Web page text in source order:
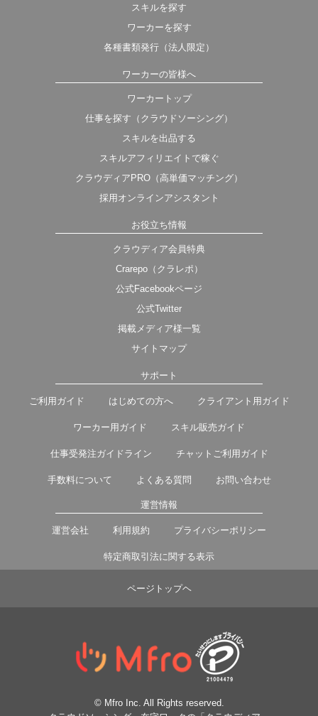
スキルを探す
ワーカーを探す
各種書類発行（法人限定）
ワーカーの皆様へ
ワーカートップ
仕事を探す（クラウドソーシング）
スキルを出品する
スキルアフィリエイトで稼ぐ
クラウディアPRO（高単価マッチング）
採用オンラインアシスタント
お役立ち情報
クラウディア会員特典
Crarepo（クラレポ）
公式Facebookページ
公式Twitter
掲載メディア様一覧
サイトマップ
サポート
ご利用ガイド はじめての方へ クライアント用ガイド
ワーカー用ガイド スキル販売ガイド
仕事受発注ガイドライン チャットご利用ガイド
手数料について よくある質問 お問い合わせ
運営情報
運営会社 利用規約 プライバシーポリシー
特定商取引法に関する表示
ページトップヘ
© Mfro Inc. All Rights reserved.